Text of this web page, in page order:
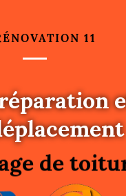
11
fuite
de
de